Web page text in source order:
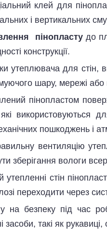
клей для
і вертикальних
пінопластудо
конструкції.
утеплювача для
шару, мережі або
пінопластом
використовуються
пошкоджень і
вентиляцію
зберігання вологи
утепленні стін
переходити через
на безпеку під час
засоби, такі як